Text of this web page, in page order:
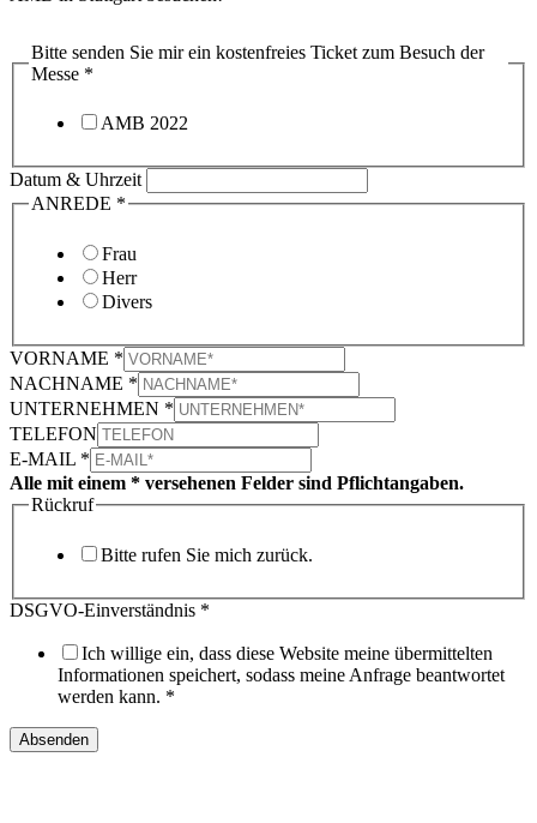
Bitte senden Sie mir ein kostenfreies Ticket zum Besuch der
Messe *
AMB 2022
Datum & Uhrzeit
ANREDE *
Frau
Herr
Divers
VORNAME *
NACHNAME *
UNTERNEHMEN *
TELEFON
E-MAIL *
Alle mit einem * versehenen Felder sind Pflichtangaben.
Rückruf
Bitte rufen Sie mich zurück.
DSGVO-Einverständnis *
Ich willige ein, dass diese Website meine übermittelten
Informationen speichert, sodass meine Anfrage beantwortet
werden kann. *
Absenden